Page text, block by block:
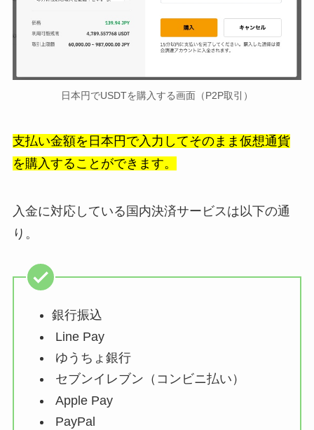
日本円でUSDTを購入する画面（P2P取引）
支払い金額を日本円で入力してそのまま仮想通貨
を購入することができます。
入金に対応している国内決済サービスは以下の通
り。
銀行振込
Line Pay
ゆうちょ銀行
セブンイレブン（コンビニ払い）
Apple Pay
PayPal